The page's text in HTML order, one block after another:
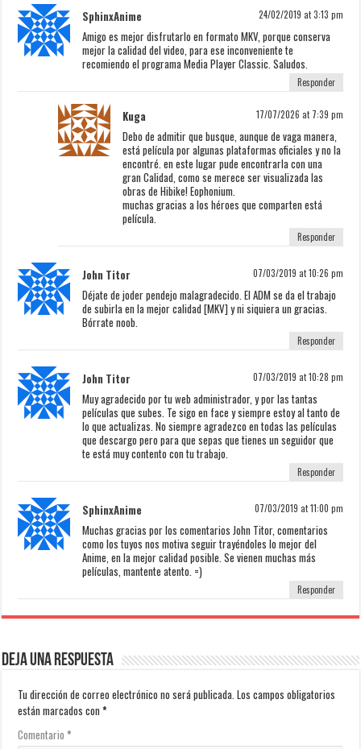
SphinxAnime 24/02/2019 at 3:13 pm
Amigo es mejor disfrutarlo en formato MKV, porque conserva
mejor la calidad del video, para ese inconveniente te
recomiendo el programa Media Player Classic. Saludos.
Responder
Kuga 17/07/2026 at 7:39 pm
Debo de admitir que busque, aunque de vaga manera,
está película por algunas plataformas oficiales y no la
encontré. en este lugar pude encontrarla con una
gran Calidad, como se merece ser visualizada las
obras de Hibike! Eophonium.
muchas gracias a los héroes que comparten está
película.
Responder
John Titor 07/03/2019 at 10:26 pm
Déjate de joder pendejo malagradecido. El ADM se da el trabajo
de subirla en la mejor calidad [MKV] y ni siquiera un gracias.
Bórrate noob.
Responder
John Titor 07/03/2019 at 10:28 pm
Muy agradecido por tu web administrador, y por las tantas
películas que subes. Te sigo en face y siempre estoy al tanto de
lo que actualizas. No siempre agradezco en todas las películas
que descargo pero para que sepas que tienes un seguidor que
te está muy contento con tu trabajo.
Responder
SphinxAnime 07/03/2019 at 11:00 pm
Muchas gracias por los comentarios John Titor, comentarios
como los tuyos nos motiva seguir trayéndoles lo mejor del
Anime, en la mejor calidad posible. Se vienen muchas más
películas, mantente atento. =)
Responder
Deja una respuesta
Tu dirección de correo electrónico no será publicada. Los campos obligatorios
están marcados con*
Comentario*